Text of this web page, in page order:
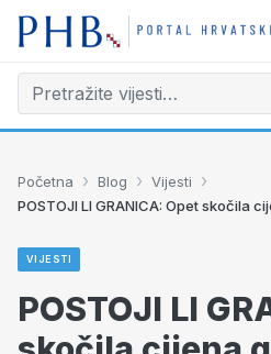
Početna › Blog › Vijesti ›
POSTOJI LI GRANICA: Opet skočila
VIJESTI
POSTOJI LI